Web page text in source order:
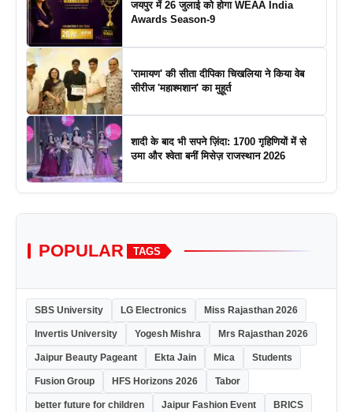
जयपुर में 26 जुलाई को होगा WEAA India
Awards Season-9
'रामायण' की सीता दीपिका चिखलिया ने किया वेब
सीरीज 'महाश्मशान' का मुहूर्त
शादी के बाद भी सपने ज़िंदा: 1700 गृहिणियों में से
उमा और श्वेता बनीं मिसेज़ राजस्थान 2026
POPULAR TAGS
SBS University LG Electronics Miss Rajasthan 2026
Invertis University Yogesh Mishra Mrs Rajasthan 2026
Jaipur Beauty Pageant Ekta Jain Mica Students
Fusion Group HFS Horizons 2026 Tabor
better future for children Jaipur Fashion Event BRICS